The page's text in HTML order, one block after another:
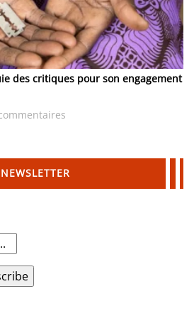
des critiques pour son engagement
NEWSLETTER